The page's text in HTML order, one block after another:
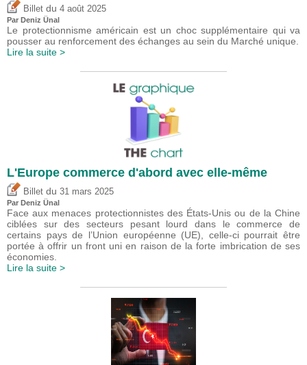
Billet du 4 août 2025
Par Deniz Ünal
Le protectionnisme américain est un choc supplémentaire qui va
pousser au renforcement des échanges au sein du Marché unique.
Lire la suite >
L'Europe commerce d'abord avec elle-même
Billet du 31 mars 2025
Par Deniz Ünal
Face aux menaces protectionnistes des États-Unis ou de la Chine
ciblées sur des secteurs pesant lourd dans le commerce de
certains pays de l’Union européenne (UE), celle-ci pourrait être
portée à offrir un front uni en raison de la forte imbrication de ses
économies.
Lire la suite >